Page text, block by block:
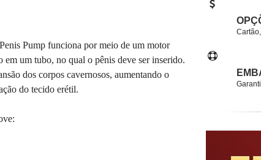
Pump funciona por meio de um motor
em um tubo, no qual o pênis deve ser inserido.
dos corpos cavernosos, aumentando o
do tecido erétil.